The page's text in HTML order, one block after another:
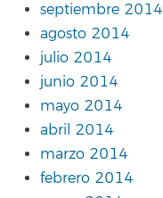
septiembre 2014
agosto 2014
julio 2014
junio 2014
mayo 2014
abril 2014
marzo 2014
febrero 2014